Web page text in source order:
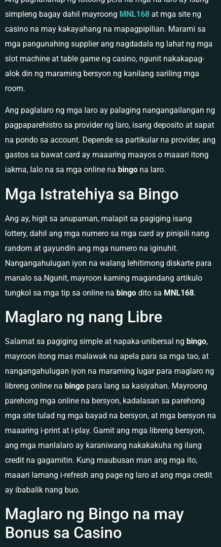
simpleng bagay dahil mayroong MNL168 at mga site ng
casino na may kakayahang na mapagpipilian. Marami sa
mga pangunahing supplier ang nagdadala ng lahat ng mga
slot machine at table game ng casino, ngunit nakakapag-
alok din ng maraming bersyon ng kanilang sariling mga
room.
Ang paglalaro ng mga laro ay palaging nangangailangan ng
pagpaparehistro sa provider ng laro, isang deposito at sapat
na pondo sa account. Depende sa partikular na provider, ang
gastos sa bawat card ay maaaring maayos o maaari itong
iakma, lalo na sa mga online na bingo na laro.
Mga Istratehiya sa Bingo
Ang ay, higit sa anupaman, malapit sa pagiging isang
lottery, dahil ang mga numero sa mga card ay pinipili nang
random at gayundin ang mga numero na iginuhit.
Nangangahulugan iyon na walang lehitimong diskarte para
manalo sa.Ngunit, mayroon kaming magandang artikulo
tungkol sa mga tip sa online na bingo dito sa MNL168.
Maglaro ng nang Libre
Salamat sa pagiging simple at napaka-unibersal ng bingo,
mayroon itong mas malawak na apela para sa mga tao, at
nangangahulugan iyon na maraming lugar para maglaro ng
libreng online na bingo para lang sa kasiyahan. Mayroong
parehong mga online na bersyon, kadalasan sa parehong
mga site tulad ng mga bayad na bersyon, at mga bersyon na
maaaring i-print at i-play. Gamit ang mga libreng bersyon,
ang mga manlalaro ay karaniwang nakakakuha ng ilang
credit na gagamitin. Kung maubusan man ang mga ito,
maaari lamang i-refresh ang page ng laro at ang mga credit
ay ibabalik nang buo.
Maglaro ng Bingo na may
Bonus sa Casino